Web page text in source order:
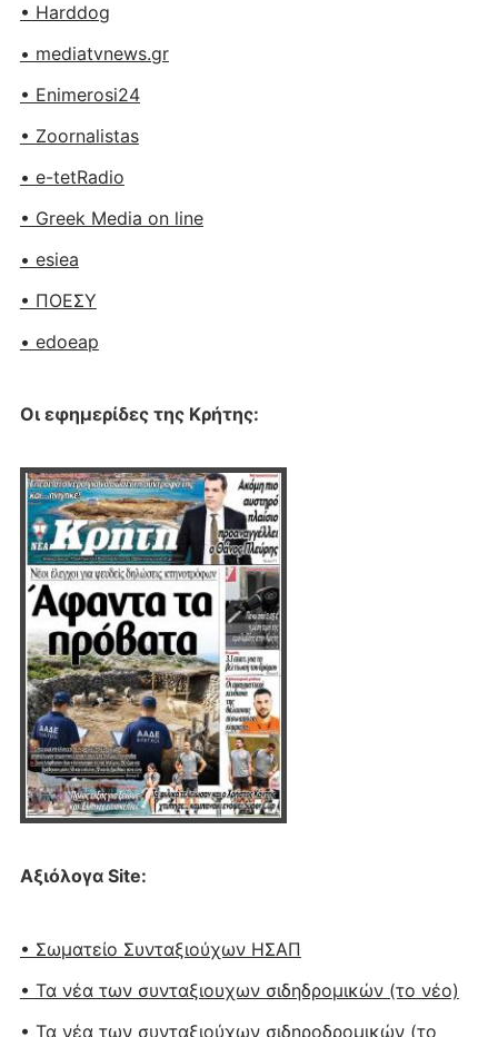
• Harddog
• mediatvnews.gr
• Enimerosi24
• Zoornalistas
• e-tetRadio
• Greek Media on line
• esiea
• ΠΟΕΣΥ
• edoeap
Οι εφημερίδες της Κρήτης:
Αξιόλογα Site:
• Σωματείο Συνταξιούχων ΗΣΑΠ
• Τα νέα των συνταξιουχων σιδηδρομικών (το νέο)
• Τα νέα των συνταξιούχων σιδηροδρομικών (το